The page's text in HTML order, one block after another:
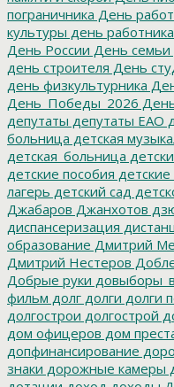
пограничника День
культуры день
День России День семьи
день строителя День
день физкультурника
День_Победы_2026
депутаты депутаты ЕАО
больница детская
детская_больница
детские пособия
лагерь детский сад
Джабаров Джанхотов
диспансеризация
образование Дмитрий
Дмитрий Нестеров
Добрые руки
фильм долг долги долги
долгострои долгострой
дом офицеров дом
допфинансирование
знаки дорожные камеры